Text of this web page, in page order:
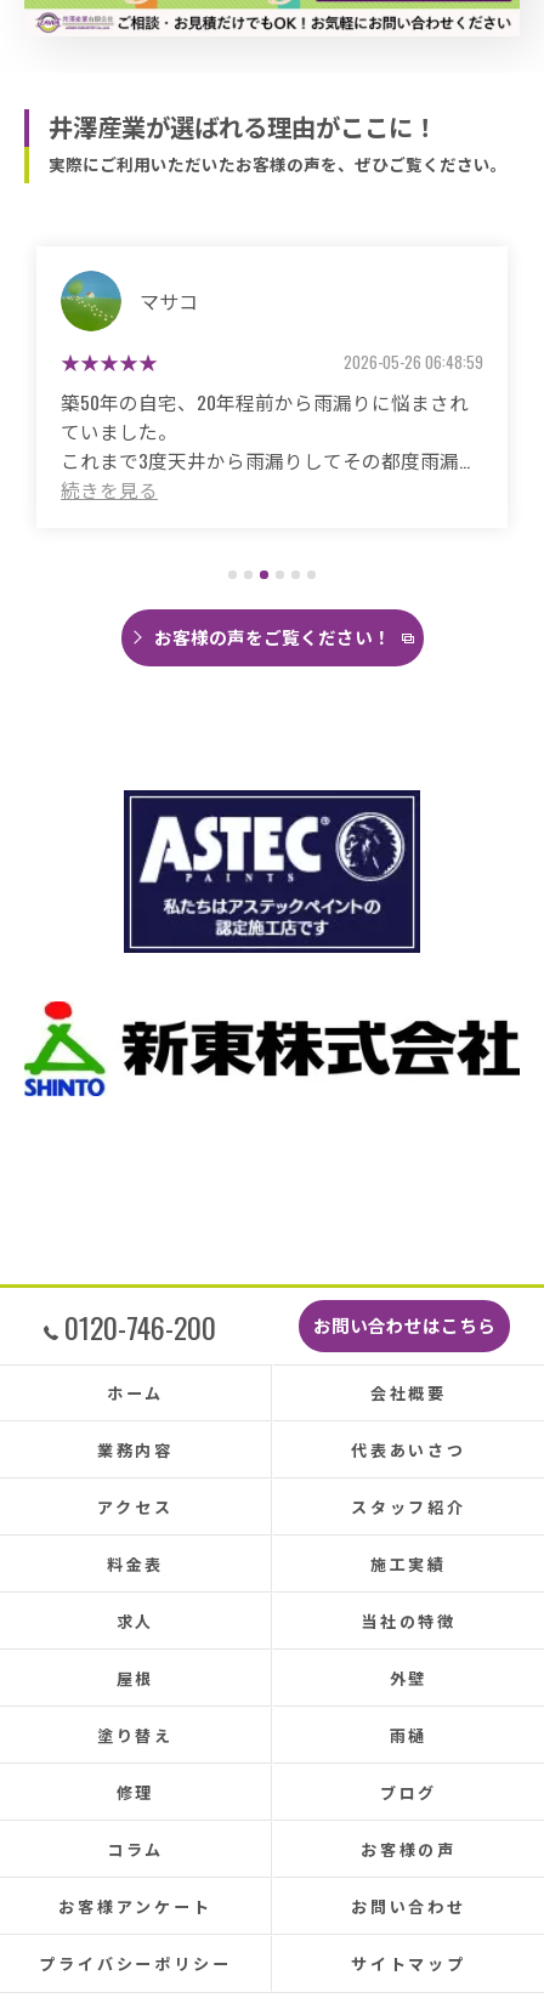
井澤産業が選ばれる理由がここに！
実際にご利用いただいたお客様の声を、ぜひご覧ください。
マサコ
2026-05-26 06:48:59
築50年の自宅、20年程前から雨漏りに悩まされ
ていました。
これまで3度天井から雨漏りしてその都度雨漏り
箇所は修繕してもらいましたがスッキリ直った
がなく雨の日は憂鬱で仕方ありませんでした。
今回は絶対に原因を特定して修繕してほしいと
思い毎日口コミを見て井澤産業さんにたどり着
くことができました。
瓦の劣化がだいぶ進んでいて所々でヒビや1箇所
穴が空いているのもわりました。
本当は屋根全部を変えたいところでしたが、こ
の先10数年で住み替え予定なので瓦の差し替え
をお願いしました。
作業です。
当初夕方４時頃終了予定が、家にあった予備の
瓦まで使って瓦を差し替えてもらったので薄暗
くなるまで頑張っていただき頭の下がる思いで
しっかり直していただいたのでその後雨漏りも
もちろんなく、先日はかなりのドシャ降りでし
たがポツポツ音も一切ありませんでした。
本当に井澤さんにお願いしてよかったです、ま
た皆さまとても感じの良い方ばかりで安心して
お任せできました。
あと口コミを書いてくださった皆さまのおかげ
で井澤産業さんを知ることができました。
この場をお借りして感謝いたします。
この度は本当にありがとうございました。
今後ともよろしくお願いします！ (Translated by
Google) My 50-year-old house has been plagued by roof
leaks for about 20 years.
Three times so far, the ceiling has leaked, and although
the leaks were repaired each time, the problem was
never completely fixed.
Even after repairs, the dripping sound would reappear
elsewhere, making rainy days incredibly depressing.
This time, I was determined to have the cause identified
and repaired, so I searched online reviews daily and
finally found Izawa Sangyo.
From the initial estimate, it was completely different
They conducted a thorough leak investigation
お客様の声をご覧ください！
0120-746-200 お問い合わせはこちら
ホーム 会社概要
業務内容 代表あいさつ
アクセス スタッフ紹介
料金表 施工実績
求人 当社の特徴
屋根 外壁
塗り替え 雨樋
修理 ブログ
コラム お客様の声
お客様アンケート お問い合わせ
プライバシーポリシー サイトマップ